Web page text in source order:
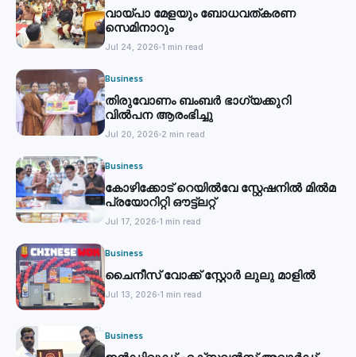
വായ്പാ മേളയും ബോധവത്കരണ
സെമിനാറും
Jul 24, 2026 1 min read
Business
തിരുവോണം ബംബര്‍ ഭാഗ്യക്കുറി
വില്‍പന ആരംഭിച്ചു
Jul 20, 2026 2 min read
Business
കോഴിക്കോട് റെയില്‍വേ സ്റ്റേഷനില്‍ മില്‍മ
പ്രയോറിറ്റി ഔട്ട്‌ലറ്റ്
Jul 17, 2026 1 min read
Business
ചൈനീസ് വോക്ക് സ്റ്റോര്‍ ലുലു മാളില്‍
Jul 13, 2026 1 min read
Business